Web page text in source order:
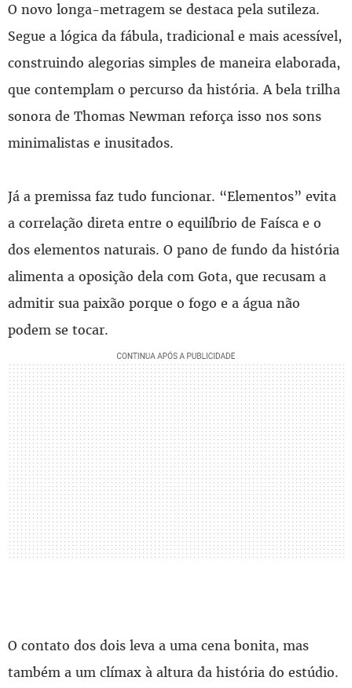
O novo longa-metragem se destaca pela sutileza.
Segue a lógica da fábula, tradicional e mais acessível,
construindo alegorias simples de maneira elaborada,
que contemplam o percurso da história. A bela trilha
sonora de Thomas Newman reforça isso nos sons
minimalistas e inusitados.
Já a premissa faz tudo funcionar. “Elementos” evita
a correlação direta entre o equilíbrio de Faísca e o
dos elementos naturais. O pano de fundo da história
alimenta a oposição dela com Gota, que recusam a
admitir sua paixão porque o fogo e a água não
podem se tocar.
O contato dos dois leva a uma cena bonita, mas
também a um clímax à altura da história do estúdio.